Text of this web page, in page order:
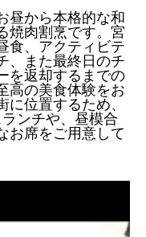
昼から本格的な和
焼肉割烹です。宮
食、アクティビテ
、また最終日のチ
を返却するまでの
高の美食体験をお
位置するため、
ンチや、昼模合
お席をご用意して